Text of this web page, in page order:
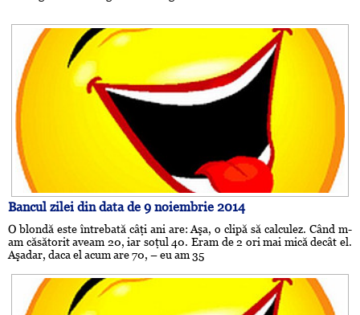
Bancul zilei din data de 9 noiembrie 2014
O blondă este întrebată câţi ani are: Aşa, o clipă să calculez. Când m-
am căsătorit aveam 20, iar soţul 40. Eram de 2 ori mai mică decât el.
Aşadar, daca el acum are 70, – eu am 35